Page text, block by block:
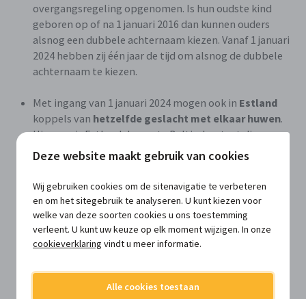
Deze website maakt gebruik van cookies
Wij gebruiken cookies om de sitenavigatie te verbeteren
en om het sitegebruik te analyseren. U kunt kiezen voor
welke van deze soorten cookies u ons toestemming
verleent. U kunt uw keuze op elk moment wijzigen. In onze
cookieverklaring vindt u meer informatie.
Alle cookies toestaan
overgangsregeling opgenomen. Is hun oudste kind
geboren op of na 1 januari 2016 dan kunnen ouders
alsnog een dubbele achternaam kiezen. Vanaf 1 januari
2024 hebben zij één jaar de tijd om alsnog de dubbele
achternaam te kiezen.
Met ingang van 1 januari 2024 mogen ook in Estland
koppels van hetzelfde geslacht met elkaar huwen.
Hiermee is Estland de eerste Baltische staat die
gelijkslachtige huwelijken toestaat.
Het hooggerechtshof in Namibië
heeft een in het
buitenland voltrokkengelijkslachtig huwelijk
erkendondanks het feit dat in Namibië
homoseksualiteit nog steeds bij wet van 1927
verboden is.
Minder recent maar het herhalen waard: inFrankrijk
het sinds 1 juli 2022 mogelijk eenmaal gratis via een